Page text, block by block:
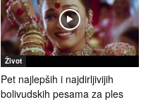
Život
Pet najlepših i najdirljivijih
bolivudskih pesama za ples